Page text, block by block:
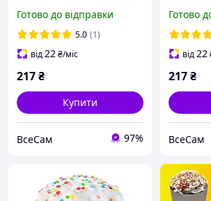
кексів 1.5 л
Готово до відправки
5.0 (1)
від22₴/міс
217₴
Купити
ВсеСам 97%
Готово
від22
217₴
ВсеСам